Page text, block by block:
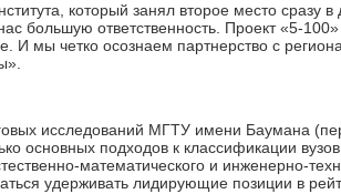
который занял второе место сразу
большую ответственность. Проект «5-
мы четко осознаем партнерство с
исследований МГТУ имени Баумана
основных подходов к классификации
математического и инженерно-
удерживать лидирующие позиции в